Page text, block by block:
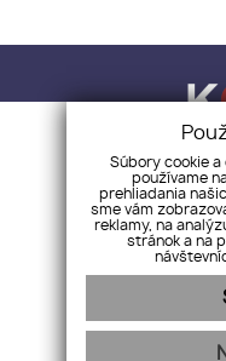
KONEX
NEHNUTEĽNOSTI BLOG
Súbory cookie
používame
prehliadania
sme vám
reklamy, na
stránok a na